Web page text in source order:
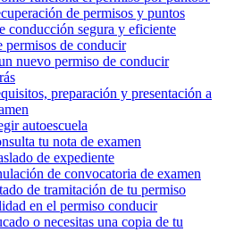
de permisos y puntos
conducción segura y eficiente
permisos de conducir
nuevo permiso de conducir
preparación y presentación a
autoescuela
tu nota de examen
de expediente
de convocatoria de examen
de tramitación de tu permiso
en el permiso conducir
o necesitas una copia de tu